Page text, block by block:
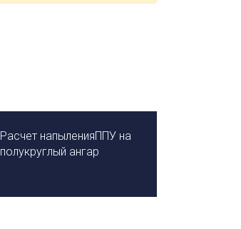
Расчет напыленияППУ на
полукруглый ангар